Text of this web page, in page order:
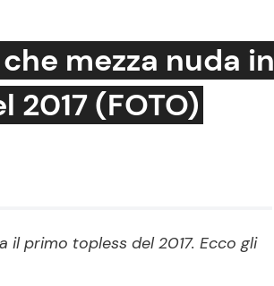
Cucina e Ricette
Le Ricette in TV
mezza nuda in
(FOTO)
il primo topless del 2017. Ecco gli